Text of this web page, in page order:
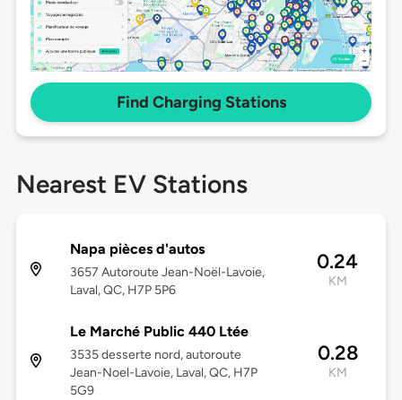
Find Charging Stations
Nearest EV Stations
Napa pièces d'autos
3657 Autoroute Jean-Noël-Lavoie,
Laval, QC, H7P 5P6
0.24
KM
Le Marché Public 440 Ltée
3535 desserte nord, autoroute
Jean-Noel-Lavoie, Laval, QC, H7P
5G9
0.28
KM